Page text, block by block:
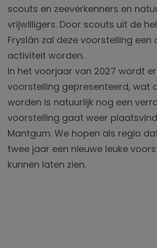
scouts en zeeverkenners en
vrijwilligers. Door scouts uit de
Fryslân zal deze voorstelling een
activiteit worden.
In het voorjaar van 2027 wordt
voorstelling gepresenteerd, wat
worden is natuurlijk nog een
voorstelling gaat weer
Mantgum. We hopen als regio
twee jaar een nieuwe leuke
kunnen laten zien.